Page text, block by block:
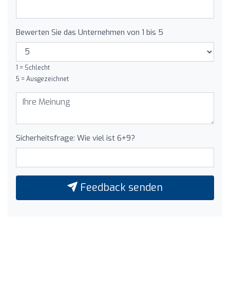
Bewerten Sie das Unternehmen von 1 bis 5
1 = Schlecht
5 = Ausgezeichnet
Sicherheitsfrage: Wie viel ist 6+9?
Feedback senden